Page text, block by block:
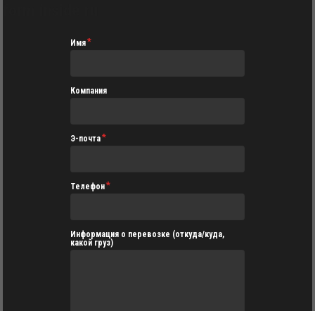
Имя
Компания
Э-почта
Телефон
Информация о перевозке (откуда/куда,
какой груз)